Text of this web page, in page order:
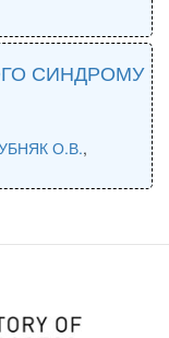
СИНДРОМУ
О.В.,